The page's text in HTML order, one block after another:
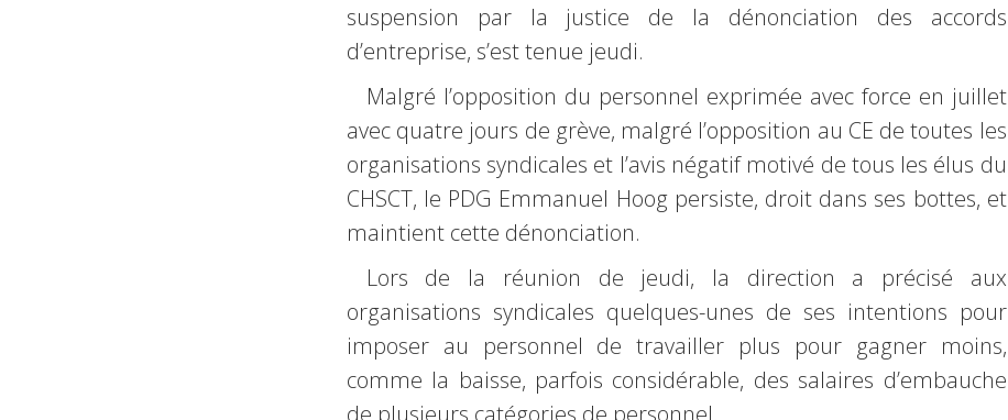
suspension par la justice de la dénonciation des accords
d’entreprise, s’est tenue jeudi.
Malgré l’opposition du personnel exprimée avec force en juillet
avec quatre jours de grève, malgré l’opposition au CE de toutes les
organisations syndicales et l’avis négatif motivé de tous les élus du
CHSCT, le PDG Emmanuel Hoog persiste, droit dans ses bottes, et
maintient cette dénonciation.
Lors de la réunion de jeudi, la direction a précisé aux
organisations syndicales quelques-unes de ses intentions pour
imposer au personnel de travailler plus pour gagner moins,
comme la baisse, parfois considérable, des salaires d’embauche